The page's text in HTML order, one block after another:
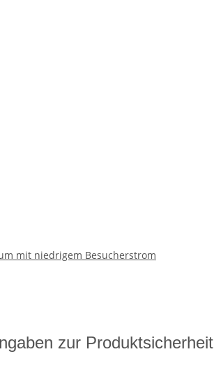
mit niedrigem Besucherstrom
zur Produktsicherheit